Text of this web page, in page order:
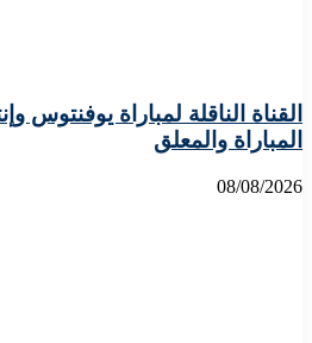
القناة الناقلة لمباراة يوفنتوس
المباراة والمعلق
08/08/2026